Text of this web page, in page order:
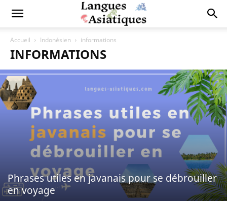
Accueil Indonésien informations
INFORMATIONS
Phrases utiles en javanais pour se débrouiller
en voyage